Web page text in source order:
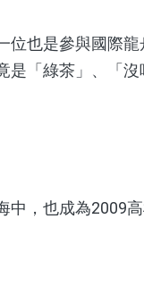
也是參與國際龍
是「綠茶」、「
，也成為2009